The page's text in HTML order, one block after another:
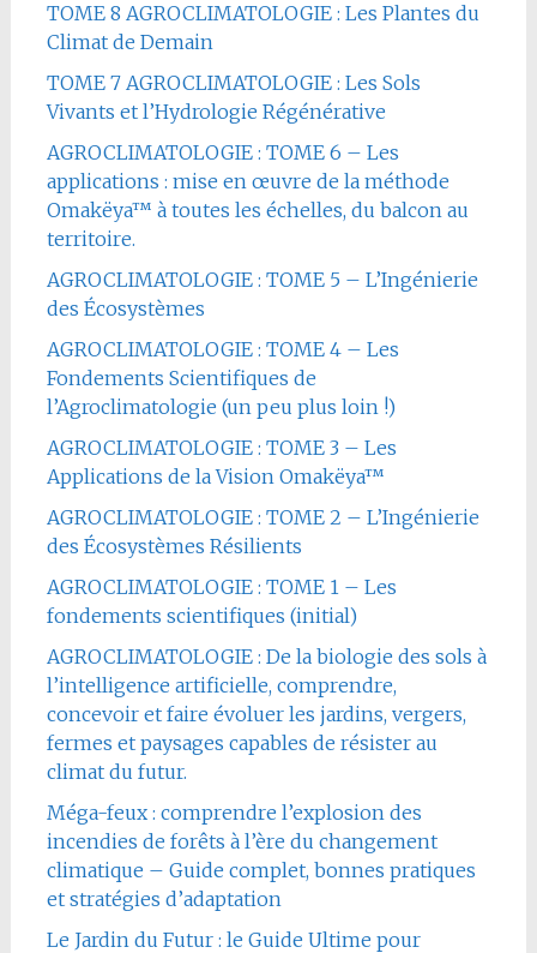
TOME 8 AGROCLIMATOLOGIE : Les Plantes du
Climat de Demain
TOME 7 AGROCLIMATOLOGIE : Les Sols
Vivants et l’Hydrologie Régénérative
AGROCLIMATOLOGIE : TOME 6 – Les
applications : mise en œuvre de la méthode
Omakëya™ à toutes les échelles, du balcon au
territoire.
AGROCLIMATOLOGIE : TOME 5 – L’Ingénierie
des Écosystèmes
AGROCLIMATOLOGIE : TOME 4 – Les
Fondements Scientifiques de
l’Agroclimatologie (un peu plus loin !)
AGROCLIMATOLOGIE : TOME 3 – Les
Applications de la Vision Omakëya™
AGROCLIMATOLOGIE : TOME 2 – L’Ingénierie
des Écosystèmes Résilients
AGROCLIMATOLOGIE : TOME 1 – Les
fondements scientifiques (initial)
AGROCLIMATOLOGIE : De la biologie des sols à
l’intelligence artificielle, comprendre,
concevoir et faire évoluer les jardins, vergers,
fermes et paysages capables de résister au
climat du futur.
Méga-feux : comprendre l’explosion des
incendies de forêts à l’ère du changement
climatique – Guide complet, bonnes pratiques
et stratégies d’adaptation
Le Jardin du Futur : le Guide Ultime pour